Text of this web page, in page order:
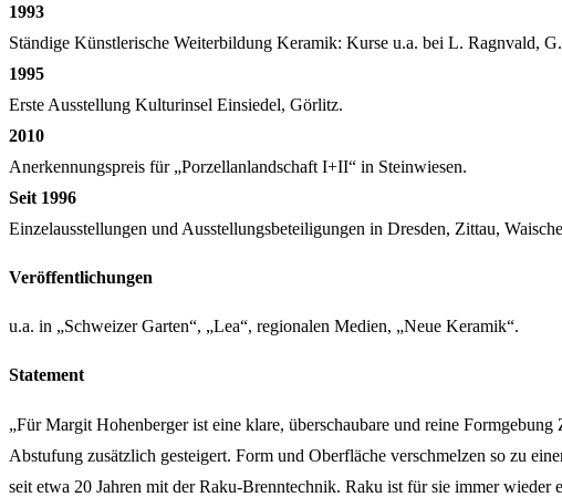
1993
Ständige Künstlerische Weiterbildung Keramik: Kurse u.a. bei L. Ragnvald,
1995
Erste Ausstellung Kulturinsel Einsiedel, Görlitz.
2010
Anerkennungspreis für „Porzellanlandschaft I+II“ in Steinwiesen.
Seit 1996
Einzelausstellungen und Ausstellungsbeteiligungen in Dresden, Zittau,
Veröffentlichungen
u.a. in „Schweizer Garten“, „Lea“, regionalen Medien, „Neue Keramik“.
Statement
„Für Margit Hohenberger ist eine klare, überschaubare und reine
Abstufung zusätzlich gesteigert. Form und Oberfläche verschmelzen so zu
seit etwa 20 Jahren mit der Raku-Brenntechnik. Raku ist für sie immer